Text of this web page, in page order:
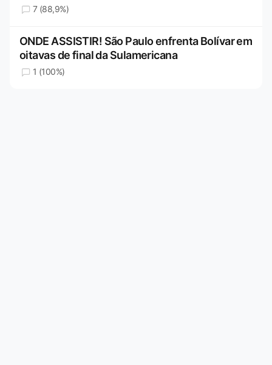
7 (88,9%)
ONDE ASSISTIR! São Paulo enfrenta Bolívar em
oitavas de final da Sulamericana
1 (100%)